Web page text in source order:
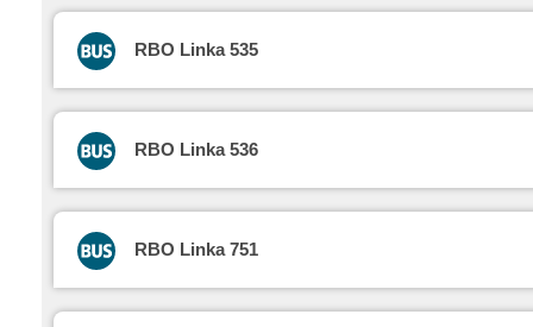
RBO Linka 535
RBO Linka 536
RBO Linka 751